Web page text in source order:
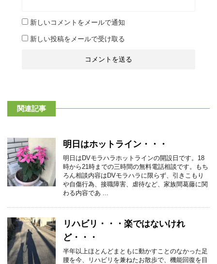
新しいコメントをメールで通知
新しい投稿をメールで受け取る
関連記事
明日はホットライン・・・
明日はDVモラハラホットラインの開設日です。18
時から21時までの三時間の無料電話相談です。もち
ろん相談内容はDVモラハラに限らず、引きこもり
や自傷行為、接職障害、虐待など、家族間葛藤に関
わる内容であ ...
リハビリ・・・楽ではないけれ
ど・・・
半年以上ほとんどまともに動かすことのなかった足
腰を今、リハビリを兼ねたお散歩で、機能回復を目